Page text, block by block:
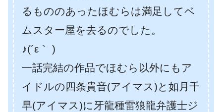
るもののあったほむらは満足してベ
ムスター屋を去るのでした。
♪(´ε｀ )
一話完結の作品でほむら以外にもア
イドルの四条貴音(アイマス)と如月千
早(アイマス)に牙龍種雷狼龍弁護士ジ